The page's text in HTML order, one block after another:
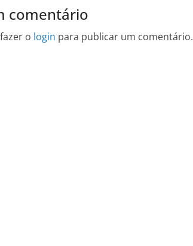
comentário
o login para publicar um comentário.